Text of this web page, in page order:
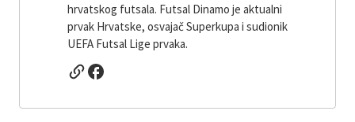
hrvatskog futsala. Futsal Dinamo je aktualni
prvak Hrvatske, osvajač Superkupa i sudionik
UEFA Futsal Lige prvaka.